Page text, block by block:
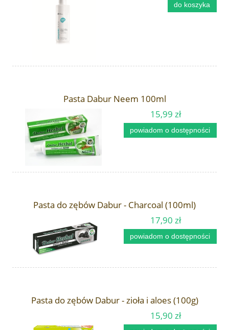
do koszyka
Pasta Dabur Neem 100ml
15,99 zł
powiadom o dostępności
Pasta do zębów Dabur - Charcoal (100ml)
17,90 zł
powiadom o dostępności
Pasta do zębów Dabur - zioła i aloes (100g)
15,90 zł